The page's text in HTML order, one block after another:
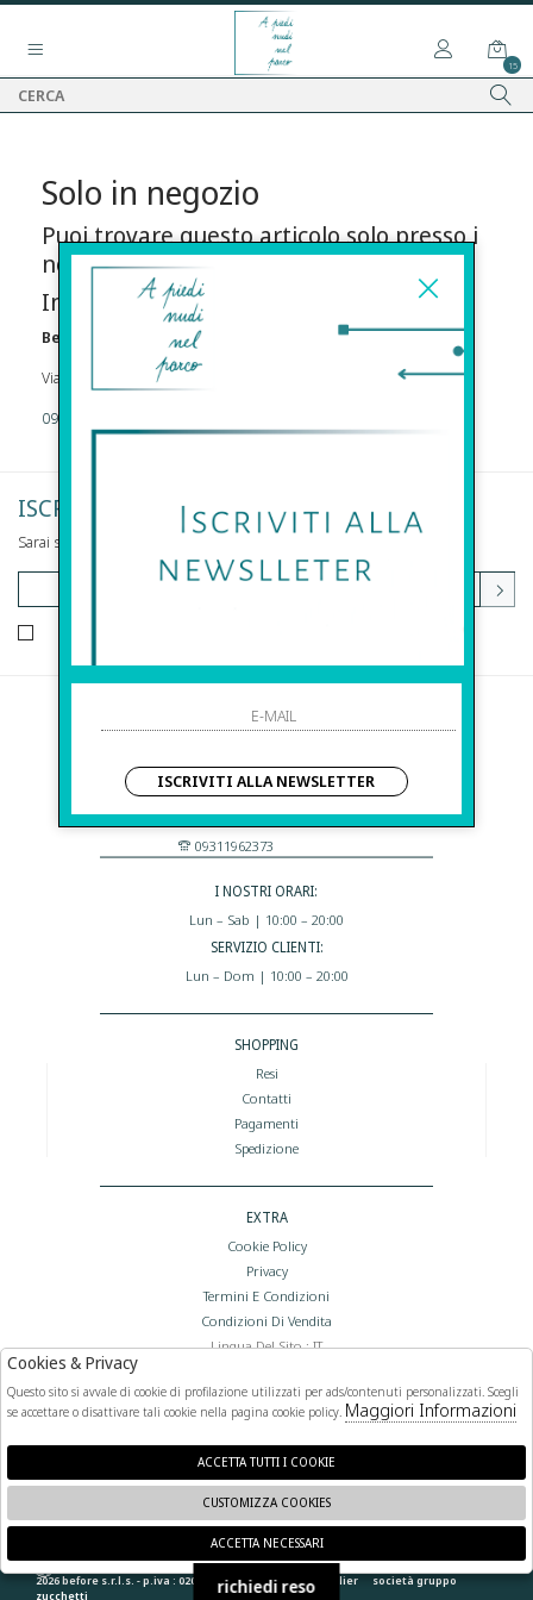
15
Solo in negozio
Puoi trovare questo articolo solo presso i
nostri punti vendita:
Info contatti
Before s.r.l.s.
Via Della Maestranza , 23 96100 Siracusa
09311962373
ISCRIVITI ALLA NEWSLETTER
Sarai sempre aggiornato su offerte e promozioni.
Before S.r.l.s.
Via Della Maestranza , 23
96100 Siracusa - Italia
Eshop@apiedinudinelparcoboutique.com
09311962373
I NOSTRI ORARI:
Lun – Sab | 10:00 – 20:00
SERVIZIO CLIENTI:
Lun – Dom | 10:00 – 20:00
SHOPPING
Resi
Contatti
Pagamenti
Spedizione
EXTRA
Cookie Policy
Privacy
Termini E Condizioni
Condizioni Di Vendita
Lingua Del Sito : IT
FOLLOW US
2026 before s.r.l.s. - p.iva : 02066400892 powered by atelier società gruppo
zucchetti
🍪
ISCRIVITI ALLA NEWSLETTER
richiedi reso
Cookies & Privacy
Questo sito si avvale di cookie di profilazione utilizzati per ads/contenuti personalizzati. Scegli
se accettare o disattivare tali cookie nella pagina cookie policy. Maggiori Informazioni
ACCETTA TUTTI I COOKIE
CUSTOMIZZA COOKIES
ACCETTA NECESSARI